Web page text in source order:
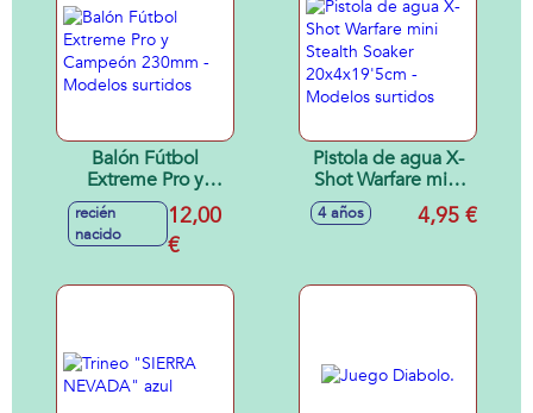
Balón Fútbol
Extreme Pro y
Campeón 230mm -
Modelos surtidos
recién
nacido
12,00
€
Pistola de agua X-
Shot Warfare mini
Stealth Soaker
20x4x19'5cm -
4 años 4,95 €